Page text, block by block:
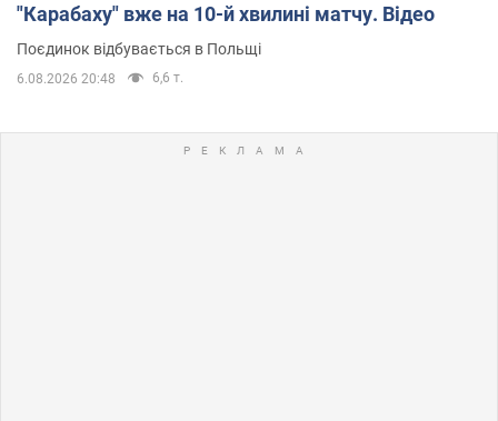
"Карабаху" вже на 10-й хвилині матчу. Відео
Поєдинок відбувається в Польщі
6.08.2026 20:48 6,6 т.